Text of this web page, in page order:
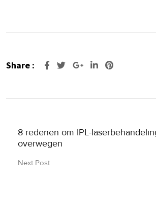
Share : Google+LinkedIn
Pinterest
8 redenen om IPL-
overwegen
Next Post